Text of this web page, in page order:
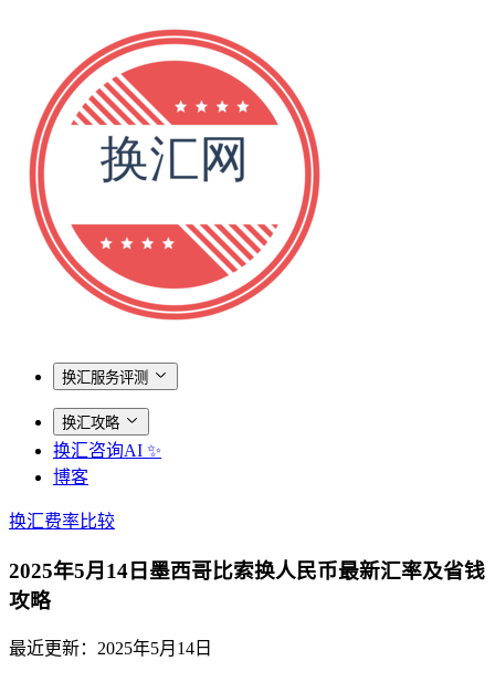
换汇服务评测
换汇攻略
换汇咨询AI ✨
博客
换汇费率比较
2025年5月14日墨西哥比索换人民币最新汇率及省钱
攻略
最近更新： 2025年5月14日